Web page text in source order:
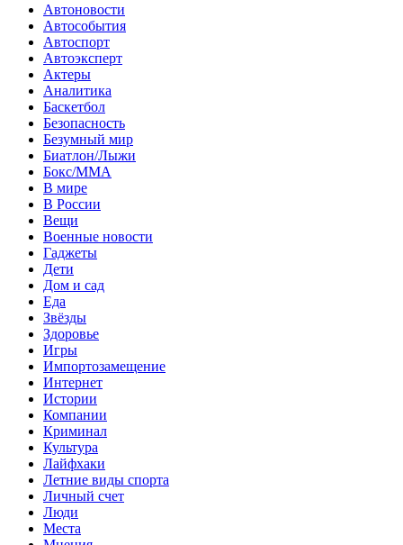
Автоновости
Автособытия
Автоспорт
Автоэксперт
Актеры
Аналитика
Баскетбол
Безопасность
Безумный мир
Биатлон/Лыжи
Бокс/MMA
В мире
В России
Вещи
Военные новости
Гаджеты
Дети
Дом и сад
Еда
Звёзды
Здоровье
Игры
Импортозамещение
Интернет
Истории
Компании
Криминал
Культура
Лайфхаки
Летние виды спорта
Личный счет
Люди
Места